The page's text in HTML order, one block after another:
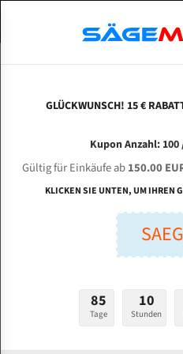
THOMAS SAR 440 SA
Länge
Stärken +
ABOUTS
ENGLISH
Bi-Metall Meterware
Fleischerei Bandsägeblätter
Bandmesser Glatt Meterware
Konvex Meterware
GLÜCKWUNSCH! 15 €
Kupon Anzahl:
Gültig für Einkäufe ab150.00
KLICKEN SIE UNTEN, UM IHREN
85
Tage
10
Stunden